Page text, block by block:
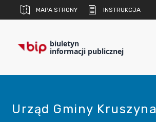
MAPA STRONY INSTRUKCJA
biuletyn
informacji publicznej
Urząd Gminy Kruszyna